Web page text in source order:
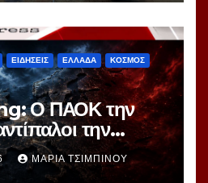
ΕΙΔΗΣΕΙΣ ΕΛΛΑΔΑ ΚΟΣΜΟΣ
Ο ΠΑΟΚ την
την
η 10η θέση
ΜΑΡΊΑ ΤΣΙΜΠΙΝΟΎ